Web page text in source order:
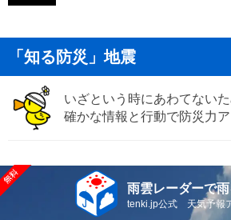
「知る防災」地震
いざという時にあわてない
確かな情報と行動で防災力
雨雲レーダーで雨
tenki.jp公式 天気予報